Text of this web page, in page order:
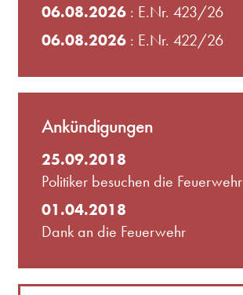
06.08.2026: E.Nr. 423/26
06.08.2026: E.Nr. 422/26
Ankündigungen
25.09.2018
Politiker besuchen die Feuerwehr
01.04.2018
Dank an die Feuerwehr